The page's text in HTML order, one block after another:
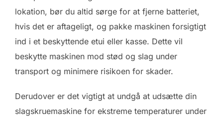
lokation, bør du altid sørge for at fjerne batteriet,
hvis det er aftageligt, og pakke maskinen forsigtigt
ind i et beskyttende etui eller kasse. Dette vil
beskytte maskinen mod stød og slag under
transport og minimere risikoen for skader.
Derudover er det vigtigt at undgå at udsætte din
slagskruemaskine for ekstreme temperaturer under